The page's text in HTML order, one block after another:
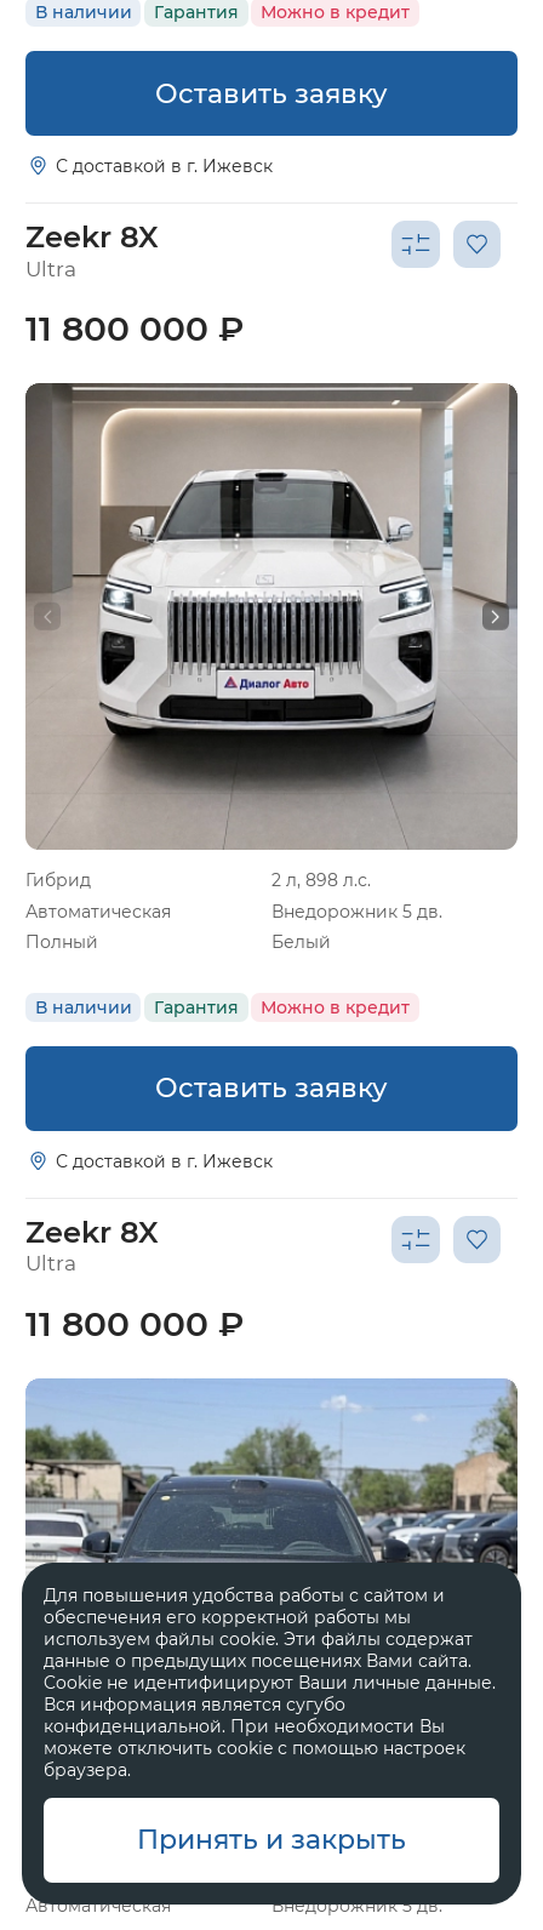
В наличии Гарантия Можно в кредит
Оставить заявку
С доставкой в г. Ижевск
Zeekr 8X
Ultra
Гибрид
2 л, 898 л.с.
Автоматическая
Внедорожник 5 дв.
Полный
Белый
В наличии Гарантия Можно в кредит
11 800 000 ₽
Оставить заявку
С доставкой в г. Ижевск
Zeekr 8X
Ultra
Гибрид
Автоматическая
Внедорожник 5 дв.
11 800 000 ₽
Для повышения удобства работы с сайтом и
обеспечения его корректной работы мы
используем файлы cookie. Эти файлы содержат
данные о предыдущих посещениях Вами сайта.
Cookie не идентифицируют Ваши личные данные.
Вся информация является сугубо
конфиденциальной. При необходимости Вы
можете отключить cookie с помощью настроек
браузера.
Принять и закрыть